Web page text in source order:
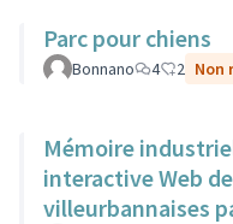
Parc pour chiens
Bonnano 4 2 Non
Mémoire
interactive Web
villeurbannaises